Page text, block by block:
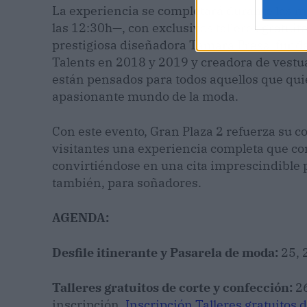
La experiencia se completará durante las
las 12:30h—, con exclusivos talleres
prestigiosa diseñadora Tamara Press,
Talents en 2018 y 2019 y creadora de
están pensados para todos aquellos que
apasionante mundo de la moda.
Con este evento, Gran Plaza 2 refuerza su
visitantes una experiencia completa que
convirtiéndose en una cita imprescindible
también, para soñadores.
AGENDA:
Desfile itinerante y Pasarela de moda: 25,
Talleres gratuitos de corte y confección: